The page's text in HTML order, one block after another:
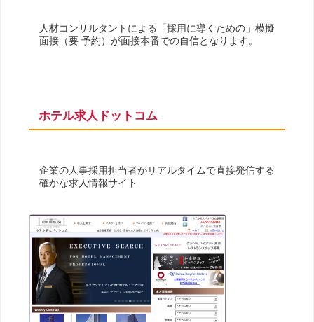
人材コンサルタントによる「採用に導くための」模擬
面接（要 予約）が面接本番での自信となります。
ホテル求人ドットコム
企業の人事採用担当者がリアルタイムで直接発信する
確かな求人情報サイト